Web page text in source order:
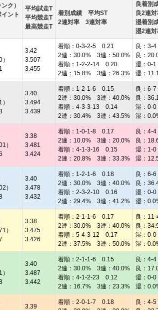
ンク）
ント
平均試走T
平均競走T
最高競走T
着別成績 平均ST
2連対率 3連対率
良着別
良2連
湿着別
湿2連
3.42
3.507
3.455
着順：0-3-2-5 0.21
2連：30.0% 3連：50.0%
着順：1-2-2-14 0.20
2連：15.8% 3連：26.3%
良：3-4
良：
湿：0-1
湿：
3.40
3.494
3.439
着順：1-2-1-6 0.15
2連：30.0% 3連：40.0%
着順：4-3-3-13 0.14
2連：30.4% 3連：43.5%
良：6-7
良：
湿：0-0
湿：
）
3.38
3.481
3.424
着順：1-0-1-8 0.17
2連：10.0% 3連：20.0%
着順：4-1-3-16 0.15
2連：20.8% 3連：33.3%
良：4-4
良：
湿：1-0
湿：
）
3.40
3.478
3.432
着順：1-2-1-6 0.18
2連：30.0% 3連：40.0%
着順：2-3-2-10 0.16
2連：29.4% 3連：41.2%
良：6-6
良：
湿：0-0
湿：
）
3.38
3.475
3.426
着順：2-1-1-6 0.17
2連：30.0% 3連：40.0%
着順：5-4-3-12 0.17
2連：37.5% 3連：50.0%
良：
良：
湿：0-0
湿：
3.40
3.487
3.442
着順：2-1-1-6 0.15
2連：30.0% 3連：40.0%
着順：4-1-2-23 0.12
2連：16.7% 3連：23.3%
良：4-4
良：
湿：0-0
湿：
3.39
着順：2-0-1-7 0.18
良：4-5